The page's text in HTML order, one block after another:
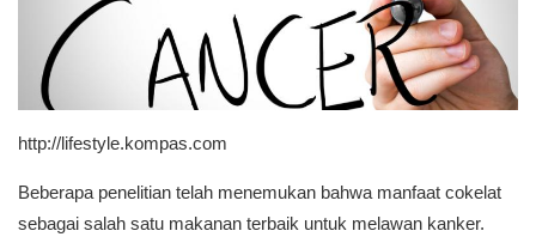
http://lifestyle.kompas.com
Beberapa penelitian telah menemukan bahwa manfaat cokelat
sebagai salah satu makanan terbaik untuk melawan kanker.